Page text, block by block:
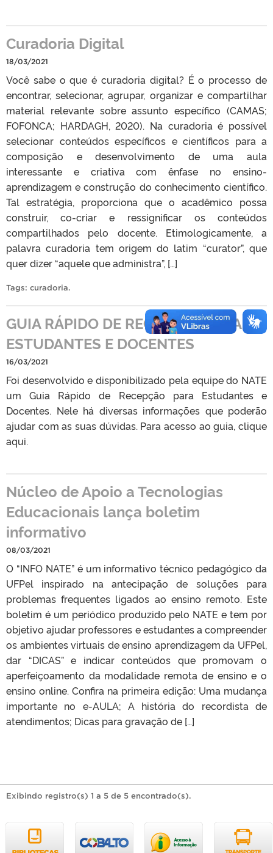
Curadoria Digital
18/03/2021
Você sabe o que é curadoria digital? É o processo de
encontrar, selecionar, agrupar, organizar e compartilhar
material relevante sobre assunto específico (CAMAS;
FOFONCA; HARDAGH, 2020). Na curadoria é possível
selecionar conteúdos específicos e científicos para a
composição e desenvolvimento de uma aula
interessante e criativa com ênfase no ensino-
aprendizagem e construção do conhecimento científico.
Tal estratégia, proporciona que o acadêmico possa
construir, co-criar e ressignificar os conteúdos
compartilhados pelo docente. Etimologicamente, a
palavra curadoria tem origem do latim “curator”, que
quer dizer “aquele que administra”, […]
Tags: curadoria.
GUIA RÁPIDO DE RECEPÇÃO PARA
ESTUDANTES E DOCENTES
16/03/2021
Foi desenvolvido e disponibilizado pela equipe do NATE
um Guia Rápido de Recepção para Estudantes e
Docentes. Nele há diversas informações que poderão
ajudar com as suas dúvidas. Para acesso ao guia, clique
aqui.
Núcleo de Apoio a Tecnologias
Educacionais lança boletim
informativo
08/03/2021
O “INFO NATE” é um informativo técnico pedagógico da
UFPel inspirado na antecipação de soluções para
problemas frequentes ligados ao ensino remoto. Este
boletim é um periódico produzido pelo NATE e tem por
objetivo ajudar professores e estudantes a compreender
os ambientes virtuais de ensino aprendizagem da UFPel,
dar “DICAS” e indicar conteúdos que promovam o
aperfeiçoamento da modalidade remota de ensino e o
ensino online. Confira na primeira edição: Uma mudança
importante no e-AULA; A história do recordista de
atendimentos; Dicas para gravação de […]
Exibindo registro(s) 1 a 5 de 5 encontrado(s).